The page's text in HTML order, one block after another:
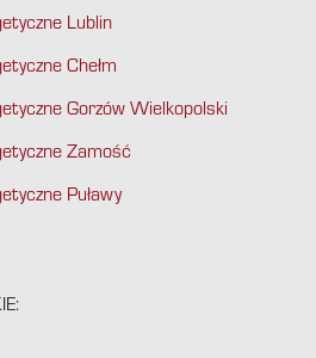
Lublin
Chełm
Gorzów Wielkopolski
Zamość
Puławy